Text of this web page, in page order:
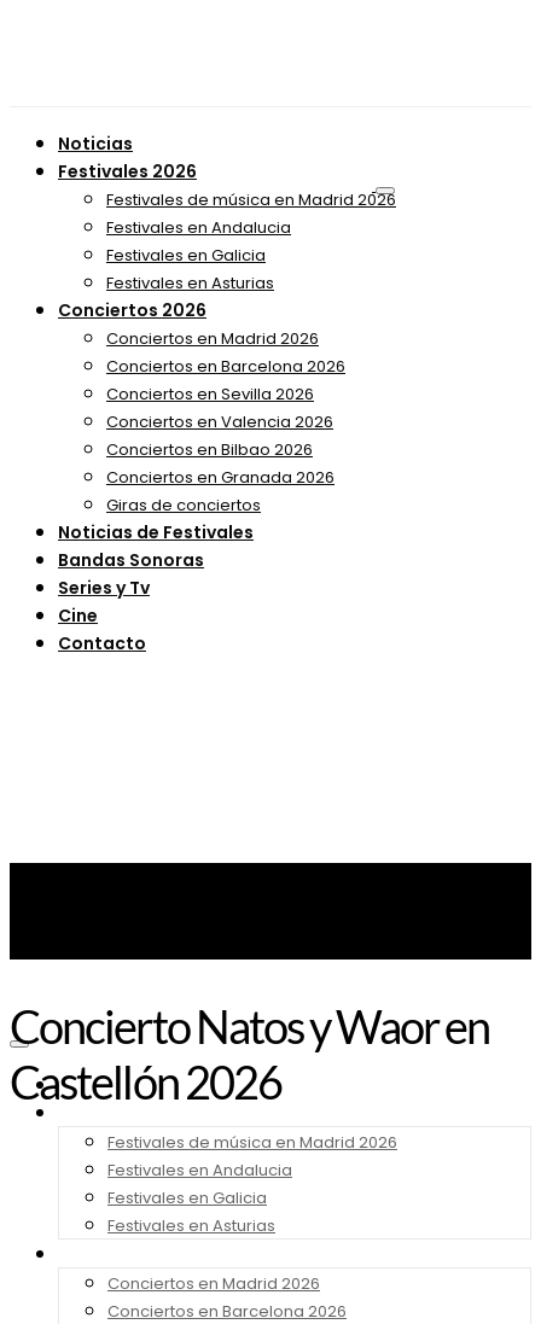
Noticias
Festivales 2026
Festivales de música en Madrid 2026
Festivales en Andalucia
Festivales en Galicia
Festivales en Asturias
Conciertos 2026
Conciertos en Madrid 2026
Conciertos en Barcelona 2026
Conciertos en Sevilla 2026
Conciertos en Valencia 2026
Conciertos en Bilbao 2026
Conciertos en Granada 2026
Giras de conciertos
Noticias de Festivales
Bandas Sonoras
Series y Tv
Cine
Contacto
Noticias
Festivales de música en Madrid 2026
Festivales en Andalucia
Festivales en Galicia
Festivales en Asturias
Conciertos en Madrid 2026
Conciertos en Barcelona 2026
Concierto Natos y Waor en
Castellón 2026